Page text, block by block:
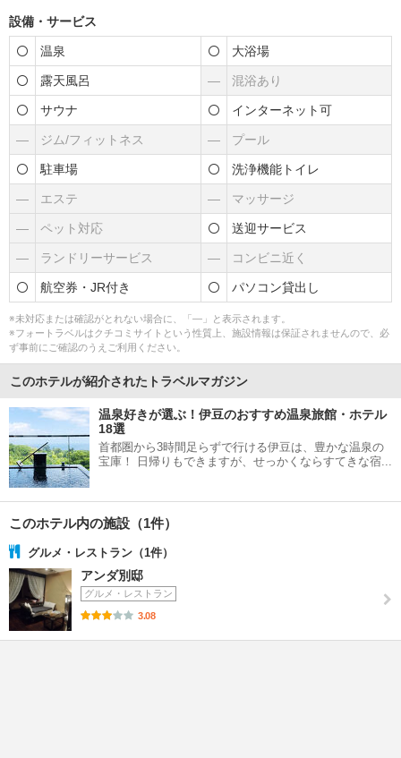
設備・サービス
温泉 大浴場
露天風呂 ― 混浴あり
サウナ インターネット可
― ジム/フィットネス ― プール
駐車場 洗浄機能トイレ
― エステ ― マッサージ
― ペット対応 送迎サービス
― ランドリーサービス ― コンビニ近く
航空券・JR付き パソコン貸出し
※未対応または確認がとれない場合に、「―」と表示されます。
※フォートラベルはクチコミサイトという性質上、施設情報は保証されませんので、必
ず事前にご確認のうえご利用ください。
このホテルが紹介されたトラベルマガジン
温泉好きが選ぶ！伊豆のおすすめ温泉旅館・ホテル
18選
首都圏から3時間足らずで行ける伊豆は、豊かな温泉の
宝庫！ 日帰りもできますが、せっかくならすてきな宿...
このホテル内の施設（1件）
グルメ・レストラン（1件）
アンダ別邸
グルメ・レストラン
3.08